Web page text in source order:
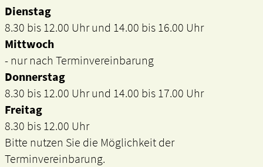
Dienstag
8.30 bis 12.00 Uhr und 14.00 bis 16.00 Uhr
Mittwoch
- nur nach Terminvereinbarung
Donnerstag
8.30 bis 12.00 Uhr und 14.00 bis 17.00 Uhr
Freitag
8.30 bis 12.00 Uhr
Bitte nutzen Sie die Möglichkeit der
Terminvereinbarung.